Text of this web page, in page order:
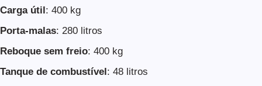
Carga útil: 400 kg
Porta-malas: 280 litros
Reboque sem freio: 400 kg
Tanque de combustível: 48 litros